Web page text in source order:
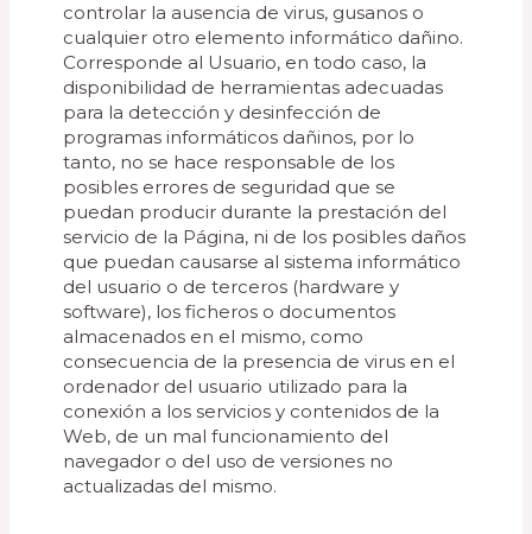
controlar la ausencia de virus, gusanos o
cualquier otro elemento informático dañino.
Corresponde al Usuario, en todo caso, la
disponibilidad de herramientas adecuadas
para la detección y desinfección de
programas informáticos dañinos, por lo
tanto, no se hace responsable de los
posibles errores de seguridad que se
puedan producir durante la prestación del
servicio de la Página, ni de los posibles daños
que puedan causarse al sistema informático
del usuario o de terceros (hardware y
software), los ficheros o documentos
almacenados en el mismo, como
consecuencia de la presencia de virus en el
ordenador del usuario utilizado para la
conexión a los servicios y contenidos de la
Web, de un mal funcionamiento del
navegador o del uso de versiones no
actualizadas del mismo.